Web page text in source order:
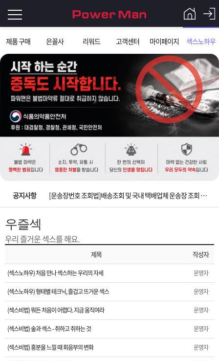
제품 구매 은꼴사 리워드 고객센터 마이페이지 섹스노하우
그
인
이
필
니
로
Q&A
파
워
맨
은?
제
품
구
매
은
꼴
사
섹
스
노
하
우
고
객
센
터
마
이
페
이
주
문
조
공지사항
[2026구정 연휴]설 연휴 배송 및 휴무 안내
[운송장번호 조회법]배송조회 및 국내 택배업체 운송장 조회 하는법
[무인택배함 이용 안내] 집 밖에 주소로 택배 받기
입금확인이 안되는 상황을 대비해 꼭 입금후 고객센터 연락바랍니다.
[2026구정 연휴]설 연휴 배송 및 휴무 안내
우즐섹
우리 즐거운 섹스를 해요.
제목 작성자
(섹스노하우) 처음 만나 섹스하는 우리의 자세 운영자
(섹스노하우) 형태별 테크닉, 즐겁고 뜨거운 섹스 운영자
(섹스비법) 뭐든 처음이 어렵다. 지금 움직여라 운영자
(섹스비법) 술과 섹스 - 취하고 취하는 것 운영자
(섹스비법) 흥분을 느낄 때 회음부의 변화 운영자